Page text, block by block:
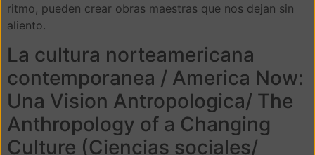
ritmo, pueden crear obras maestras que nos dejan sin
aliento.
La cultura norteamericana
contemporanea / America Now:
Una Vision Antropologica/ The
Anthropology of a Changing
Culture (Ciencias sociales/